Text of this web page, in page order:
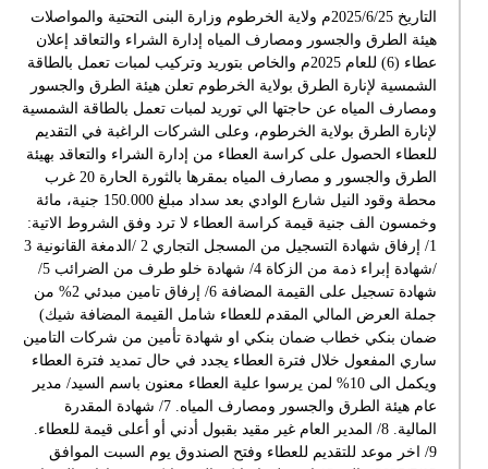
التاريخ 2025/6/25م ولاية الخرطوم وزارة البنى التحتية والمواصلات
هيئة الطرق والجسور ومصارف المياه إدارة الشراء والتعاقد إعلان
عطاء (6) للعام 2025م والخاص بتوريد وتركيب لمبات تعمل بالطاقة
الشمسية لإنارة الطرق بولاية الخرطوم تعلن هيئة الطرق والجسور
ومصارف المياه عن حاجتها الي توريد لمبات تعمل بالطاقة الشمسية
لإنارة الطرق بولاية الخرطوم، وعلى الشركات الراغبة في التقديم
للعطاء الحصول على كراسة العطاء من إدارة الشراء والتعاقد بهيئة
الطرق والجسور و مصارف المياه بمقرها بالثورة الحارة 20 غرب
محطة وقود النيل شارع الوادي بعد سداد مبلغ 150.000 جنية، مائة
وخمسون الف جنية قيمة كراسة العطاء لا ترد وفق الشروط الاتية:
1/ إرفاق شهادة التسجيل من المسجل التجاري 2 /الدمغة القانونية 3
/شهادة إبراء ذمة من الزكاة 4/ شهادة خلو طرف من الضرائب 5/
شهادة تسجيل على القيمة المضافة 6/ إرفاق تامين مبدئي 2% من
جملة العرض المالي المقدم للعطاء شامل القيمة المضافة شيك)
ضمان بنكي خطاب ضمان بنكي او شهادة تأمين من شركات التامين
ساري المفعول خلال فترة العطاء يجدد في حال تمديد فترة العطاء
ويكمل الى 10% لمن يرسوا علية العطاء معنون باسم السيد/ مدير
عام هيئة الطرق والجسور ومصارف المياه. 7/ شهادة المقدرة
المالية. 8/ المدير العام غير مقيد بقبول أدني أو أعلى قيمة للعطاء.
9/ اخر موعد للتقديم للعطاء وفتح الصندوق يوم السبت الموافق